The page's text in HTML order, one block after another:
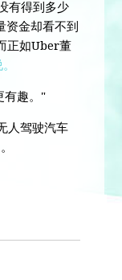
有得到多少
金却看不到
正如Uber董
有趣。"
人驾驶汽车